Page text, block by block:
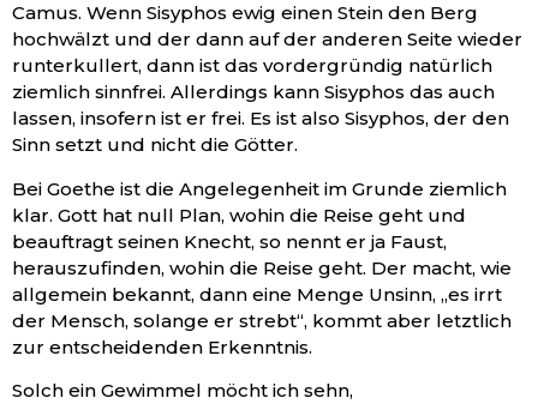
Camus. Wenn Sisyphos ewig einen Stein den Berg
hochwälzt und der dann auf der anderen Seite wieder
runterkullert, dann ist das vordergründig natürlich
ziemlich sinnfrei. Allerdings kann Sisyphos das auch
lassen, insofern ist er frei. Es ist also Sisyphos, der den
Sinn setzt und nicht die Götter.
Bei Goethe ist die Angelegenheit im Grunde ziemlich
klar. Gott hat null Plan, wohin die Reise geht und
beauftragt seinen Knecht, so nennt er ja Faust,
herauszufinden, wohin die Reise geht. Der macht, wie
allgemein bekannt, dann eine Menge Unsinn, „es irrt
der Mensch, solange er strebt“, kommt aber letztlich
zur entscheidenden Erkenntnis.
Solch ein Gewimmel möcht ich sehn,